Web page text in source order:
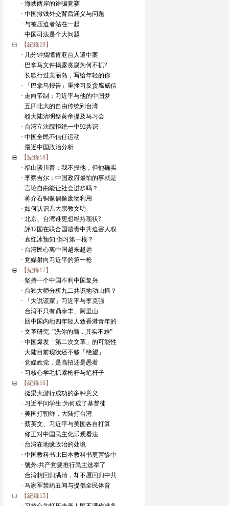
· 海峡两岸的诈骗竞赛
· 中国撒钱外交背后涵义与问题
· 与被压迫者站在一起
· 中国司法是个大问题
【紀錄19】
· 几分钟搞懂肯亚台人遣中案
· 巴拿马文件揭露贪腐为何不抓?
· 长歌行过美丽岛，写给年轻的你
· 「巴拿马报告」重挫习反贪腐威信
· 走向帝制：习近平与他的中国梦
· 五四北大的自由传统到台湾
· 驳大陆清明祭黄帝提及马习会
· 台湾立法院拒绝一中92共识
· 中国全民不信任运动
· 最近中国政治分析
【紀錄18】
· 福山谈川普：我不投他，但他确实
· 李察吉尔：中国政府最怕的事就是
· 言论自由能让社会进步吗？
· 蒋介石铜像偶像废物利用
· 如何认识几大宗教文明
· 北京、台湾谁更想维持现状?
· 評12国在联合国谴责中共迫害人权
· 袁红冰预知:倒习第一枪？
· 台湾民心离中国越来越远
· 党媒射向习近平的第一枪
【紀錄17】
· 坚持一个中国不利中国复兴
· 台独大师分析九二共识地动山摇？
· 「大说谎家」习近平与李克强
· 台湾不只有鼎泰丰、阿里山
· 回中国内地四年轻人致香港青年的
· 文革研究: ”洗你的脑，其实不难”
· 中国爆发「第二次文革」的可能性
· 大陆目前现状还不够「绝望」
· 党媒姓党，是高招还是愚着
· 习核心学毛抓紧枪杆与笔杆子
【紀錄16】
· 挺梁大游行成功的多种意义
· 习近平问学生:为何成了基督徒
· 美国打朝鲜，大陆打台湾
· 蔡英文、习近平与美国各自打算
· 修正对中国民主化乐观看法
· 台湾在地缘政治的处境
· 中国教科书比日本教科书更害惨中
· 號外:共产党要推行民主选举了
· 台湾想回归满清，却不愿回归中共
· 马家军禁药丑闻与提倡全民体育
【紀錄15】